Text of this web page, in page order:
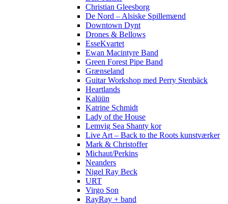
Christian Gleesborg
De Nord – Alsiske Spillemænd
Downtown Dynt
Drones & Bellows
EsseKvartet
Ewan Macintyre Band
Green Forest Pipe Band
Grænseland
Guitar Workshop med Perry Stenbäck
Heartlands
Kalüün
Katrine Schmidt
Lady of the House
Lemvig Sea Shanty kor
Live Art – Back to the Roots kunstværker
Mark & Christoffer
Michaut/Perkins
Neanders
Nigel Ray Beck
URT
Virgo Son
RayRay + band